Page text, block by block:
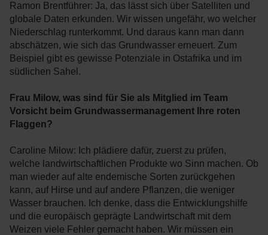
Ramon Brentführer: Ja, das lässt sich über Satelliten und
globale Daten erkunden. Wir wissen ungefähr, wo welcher
Niederschlag runterkommt. Und daraus kann man dann
abschätzen, wie sich das Grundwasser erneuert. Zum
Beispiel gibt es gewisse Potenziale in Ostafrika und im
südlichen Sahel.
Frau Milow, was sind für Sie als Mitglied im Team
Vorsicht beim Grundwassermanagement Ihre roten
Flaggen?
Caroline Milow: Ich plädiere dafür, zuerst zu prüfen,
welche landwirtschaftlichen Produkte wo Sinn machen. Ob
man wieder auf alte endemische Sorten zurückgehen
kann, auf Hirse und auf andere Pflanzen, die weniger
Wasser brauchen. Ich denke, dass die Entwicklungshilfe
und die europäisch geprägte Landwirtschaft mit dem
Weizen viele Fehler gemacht haben. Wir müssen ein